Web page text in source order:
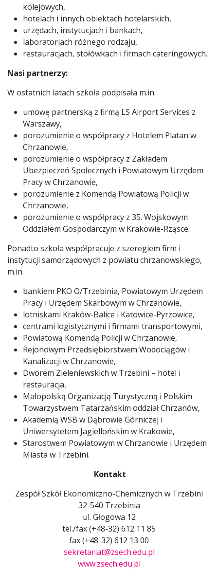
kolejowych,
hotelach i innych obiektach hotelarskich,
urzędach, instytucjach i bankach,
laboratoriach różnego rodzaju,
restauracjach, stołówkach i firmach cateringowych.
Nasi partnerzy:
W ostatnich latach szkoła podpisała m.in.
umowę partnerską z firmą LS Airport Services z
Warszawy,
porozumienie o współpracy z Hotelem Platan w
Chrzanowie,
porozumienie o współpracy z Zakładem
Ubezpieczeń Społecznych i Powiatowym Urzędem
Pracy w Chrzanowie,
porozumienie z Komendą Powiatową Policji w
Chrzanowie,
porozumienie o współpracy z 35. Wojskowym
Oddziałem Gospodarczym w Krakowie-Rząsce.
Ponadto szkoła współpracuje z szeregiem firm i
instytucji samorządowych z powiatu chrzanowskiego,
m.in.
bankiem PKO O/Trzebinia, Powiatowym Urzędem
Pracy i Urzędem Skarbowym w Chrzanowie,
lotniskami Kraków-Balice i Katowice-Pyrzowice,
centrami logistycznymi i firmami transportowymi,
Powiatową Komendą Policji w Chrzanowie,
Rejonowym Przedsiębiorstwem Wodociągów i
Kanalizacji w Chrzanowie,
Dworem Zieleniewskich w Trzebini – hotel i
restauracja,
Małopolską Organizacją Turystyczną i Polskim
Towarzystwem Tatarzańskim oddział Chrzanów,
Akademią WSB w Dąbrowie Górniczej i
Uniwersytetem Jagiellońskim w Krakowie,
Starostwem Powiatowym w Chrzanowie i Urzędem
Miasta w Trzebini.
Kontakt
Zespół Szkół Ekonomiczno-Chemicznych w Trzebini
32-540 Trzebinia
ul. Głogowa 12
tel./fax (+48-32) 612 11 85
fax (+48-32) 612 13 00
sekretariat@zsech.edu.pl
www.zsech.edu.pl